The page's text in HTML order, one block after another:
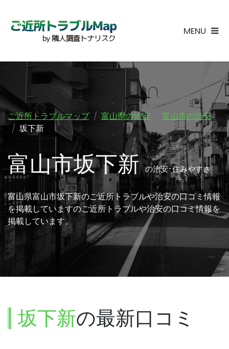
MENU
ご近所トラブルマップ 富山県の治安
富山市の治安
坂下新
富山市坂下新の治安･住みやすさ
富山県富山市坂下新のご近所トラブルや治安の口コミ情報
を掲載していますのご近所トラブルや治安の口コミ情報を
掲載しています。
坂下新の最新口コミ